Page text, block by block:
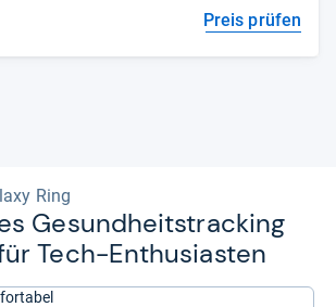
Preis prüfen
Ring
Gesund­heits­tracking
Tech-​Enthu­sias­ten